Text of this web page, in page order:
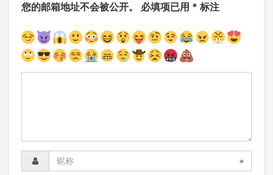
您的邮箱地址不会被公开。 必填项已用 * 标注
*